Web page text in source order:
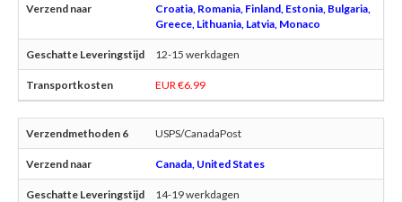
Croatia, Romania, Finland, Estonia, Bulgaria,
Greece, Lithuania, Latvia, Monaco
12-15 werkdagen
EUR €6.99
USPS/CanadaPost
Canada, United States
14-19 werkdagen